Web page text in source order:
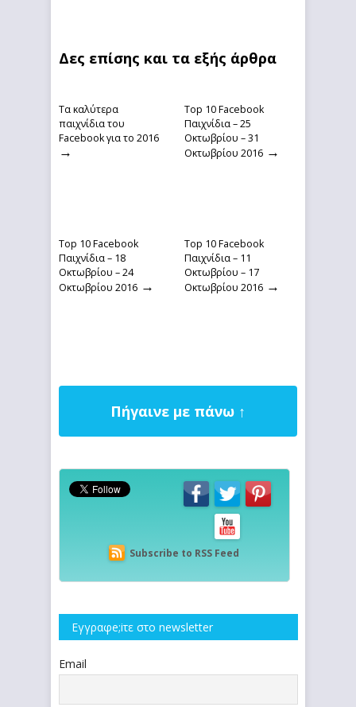
Δες επίσης και τα εξής άρθρα
Τα καλύτερα
παιχνίδια του
Facebook για το 2016
→
Top 10 Facebook
Παιχνίδια – 25
Οκτωβρίου – 31
Οκτωβρίου 2016 →
Top 10 Facebook
Παιχνίδια – 18
Οκτωβρίου – 24
Οκτωβρίου 2016 →
Top 10 Facebook
Παιχνίδια – 11
Οκτωβρίου – 17
Οκτωβρίου 2016 →
Πήγαινε με πάνω ↑
Subscribe to RSS Feed
Εγγραφe;iτε στο newsletter
Email